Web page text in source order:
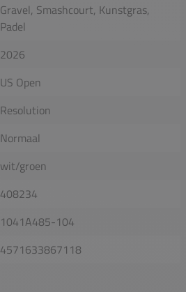
Gravel, Smashcourt, Kunstgras,
Padel
2026
US Open
Resolution
Normaal
wit/groen
408234
1041A485-104
4571633867118